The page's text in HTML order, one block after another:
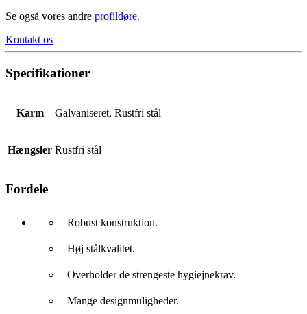
Se også vores andre profildøre.
Kontakt os
Specifikationer
Karm Galvaniseret, Rustfri stål
Hængsler Rustfri stål
Fordele
Robust konstruktion.
Høj stålkvalitet.
Overholder de strengeste hygiejnekrav.
Mange designmuligheder.